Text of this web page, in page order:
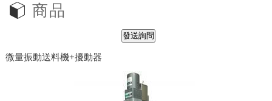
商品
微量振動送料機+擾動器